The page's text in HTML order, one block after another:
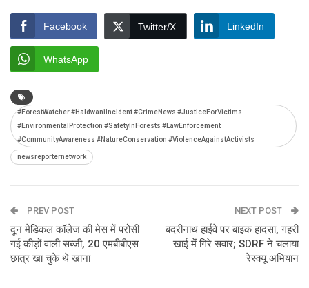
Facebook Twitter/X LinkedIn
WhatsApp
#ForestWatcher #HaldwaniIncident #CrimeNews #JusticeForVictims
#EnvironmentalProtection #SafetyInForests #LawEnforcement
#CommunityAwareness #NatureConservation #ViolenceAgainstActivists
newsreporternetwork
PREV POST
दून मेडिकल कॉलेज की मेस में परोसी
गई कीड़ों वाली सब्जी, 20 एमबीबीएस
छात्र खा चुके थे खाना
NEXT POST
बदरीनाथ हाईवे पर बाइक हादसा, गहरी
खाई में गिरे सवार; SDRF ने चलाया
रेस्क्यू अभियान